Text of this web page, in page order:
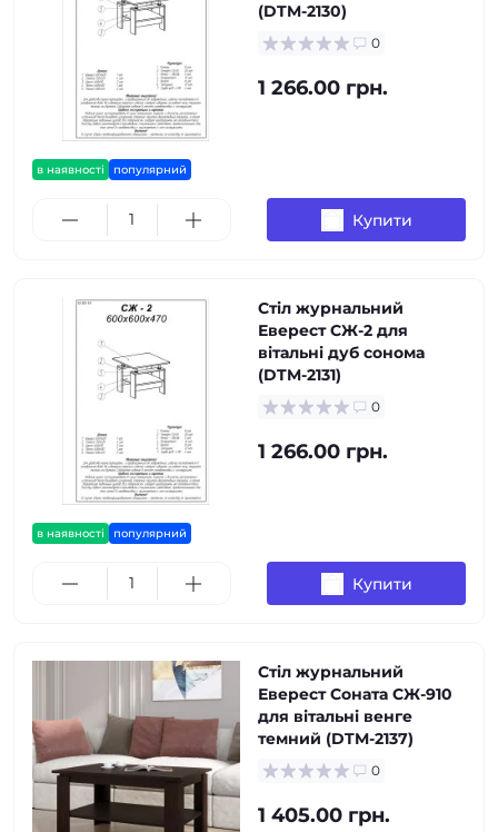
в наявності популярний
(DTM-2130)
0
1 266.00 грн.
Купити
в наявності популярний
Стіл журнальний
Еверест СЖ-2 для
вітальні дуб сонома
(DTM-2131)
0
1 266.00 грн.
Купити
Стіл журнальний
Еверест Соната СЖ-910
для вітальні венге
темний (DTM-2137)
0
1 405.00 грн.